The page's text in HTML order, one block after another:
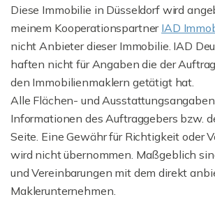
Diese Immobilie in Düsseldorf wird
meinem Kooperationspartner IAD
nicht Anbieter dieser Immobilie. IAD
haften nicht für Angaben die der
den Immobilienmaklern getätigt hat.
Alle Flächen- und
Informationen des Auftraggebers bzw.
Seite. Eine Gewähr für Richtigkeit oder
wird nicht übernommen. Maßgeblich
und Vereinbarungen mit dem direkt
Maklerunternehmen.